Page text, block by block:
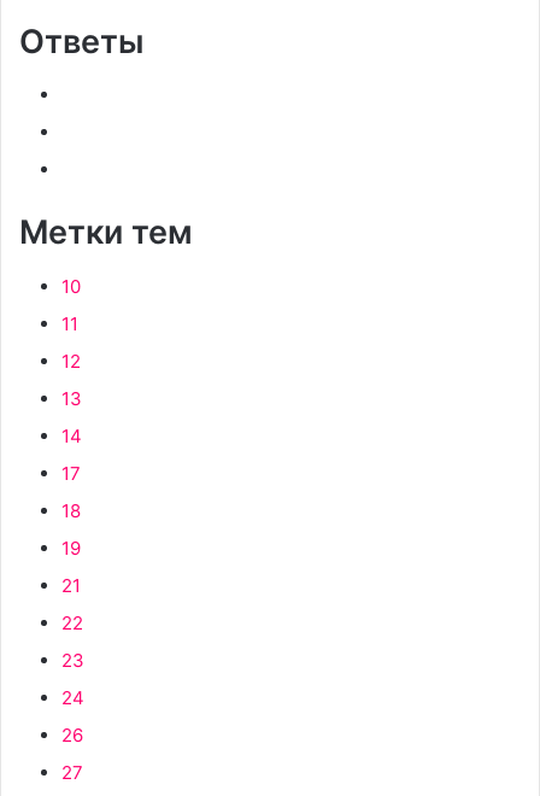
Ответы
Метки тем
10
11
12
13
14
17
18
19
21
22
23
24
26
27